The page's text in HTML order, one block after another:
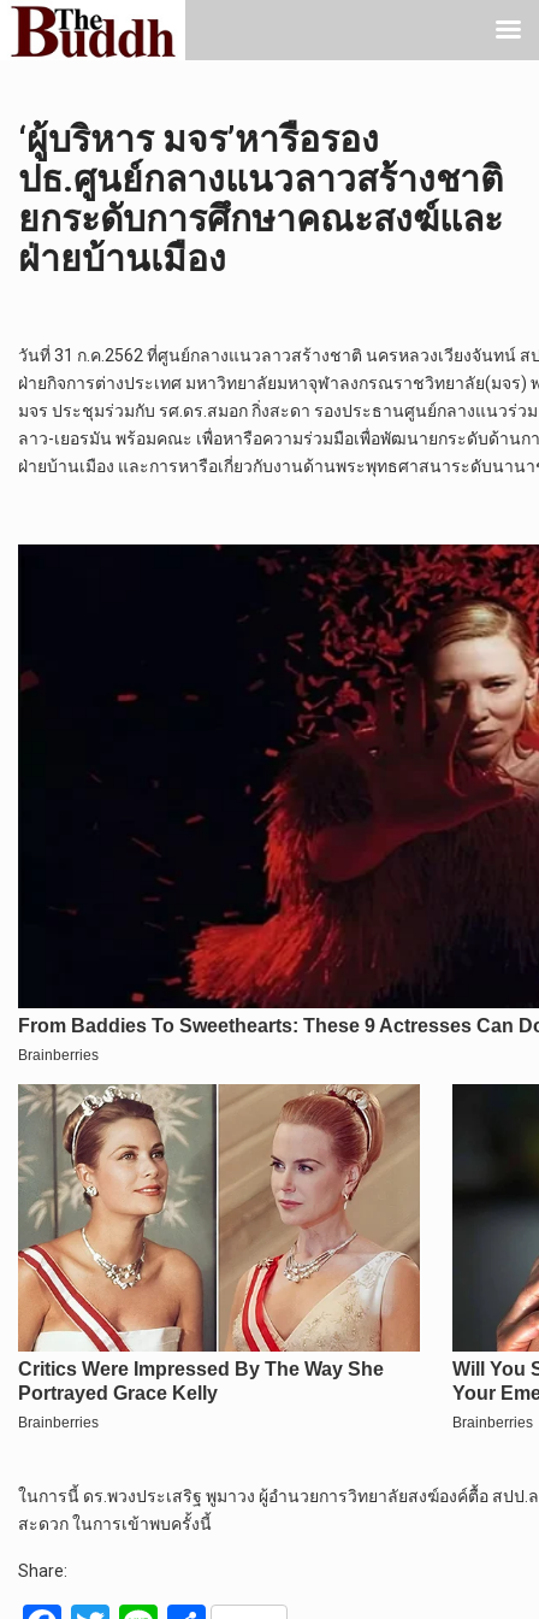
‘ผู้บริหาร มจร’หารือรอง
ปธ.ศูนย์กลางแนวลาวสร้างชาติ
ยกระดับการศึกษาคณะสงฆ์และ
ฝ่ายบ้านเมือง
วันที่ 31 ก.ค.2562 ที่ศูนย์กลางแนวลาวสร้างชาติ นครหลวงเวียงจันทน์
ฝ่ายกิจการต่างประเทศ มหาวิทยาลัยมหาจุฬาลงกรณราชวิทยาลัย(มจร)
มจร ประชุมร่วมกับ รศ.ดร.สมอก กิ่งสะดา รองประธานศูนย์กลางแนวร่
ลาว-เยอรมัน พร้อมคณะ เพื่อหารือความร่วมมือเพื่อพัฒนายกระดับด้าน
ฝ่ายบ้านเมือง และการหารือเกี่ยวกับงานด้านพระพุทธศาสนาระดับนาน
ในการนี้ ดร.พวงประเสริฐ พูมาวง ผู้อำนวยการวิทยาลัยสงฆ์องค์ตื้อ สปป
สะดวก ในการเข้าพบครั้งนี้
Share: